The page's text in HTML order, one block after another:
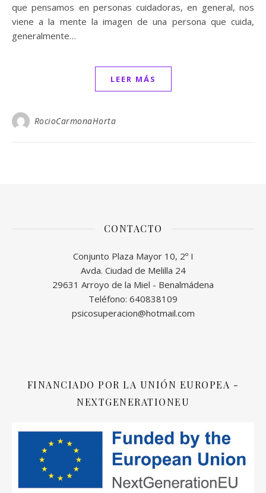
que pensamos en personas cuidadoras, en general, nos
viene a la mente la imagen de una persona que cuida,
generalmente…
LEER MÁS
RocioCarmonaHorta
CONTACTO
Conjunto Plaza Mayor 10, 2º I
Avda. Ciudad de Melilla 24
29631 Arroyo de la Miel - Benalmádena
Teléfono: 640838109
psicosuperacion@hotmail.com
FINANCIADO POR LA UNIÓN EUROPEA -
NEXTGENERATIONEU